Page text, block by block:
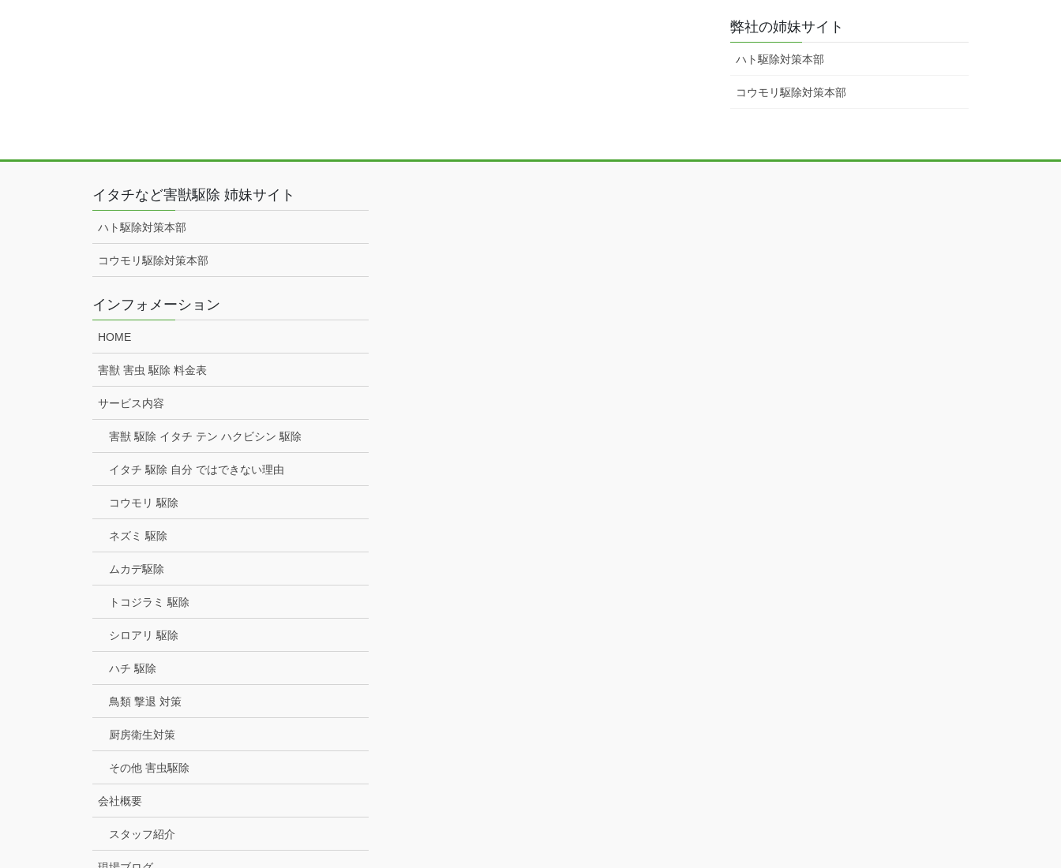
弊社の姉妹サイト
ハト駆除対策本部
コウモリ駆除対策本部
イタチなど害獣駆除 姉妹サイト
ハト駆除対策本部
コウモリ駆除対策本部
インフォメーション
HOME
害獣 害虫 駆除 料金表
サービス内容
害獣 駆除 イタチ テン ハクビシン 駆除
イタチ 駆除 自分 ではできない理由
コウモリ 駆除
ネズミ 駆除
ムカデ駆除
トコジラミ 駆除
シロアリ 駆除
ハチ 駆除
鳥類 撃退 対策
厨房衛生対策
その他 害虫駆除
会社概要
スタッフ紹介